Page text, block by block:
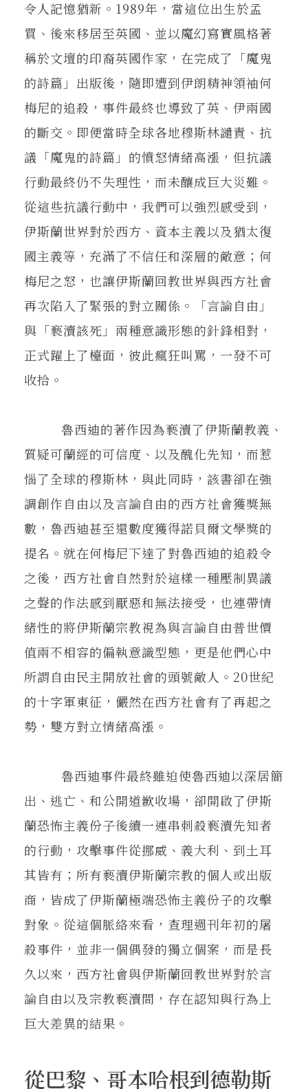
令人記憶猶新。1989年，當這位出生於孟
買、後來移居至英國、並以魔幻寫實風格著
稱於文壇的印裔英國作家，在完成了「魔鬼
的詩篇」出版後，隨即遭到伊朗精神領袖何
梅尼的追殺，事件最終也導致了英、伊兩國
的斷交。即便當時全球各地穆斯林譴責、抗
議「魔鬼的詩篇」的憤怒情緒高漲，但抗議
行動最終仍不失理性，而未釀成巨大災難。
從這些抗議行動中，我們可以強烈感受到，
伊斯蘭世界對於西方、資本主義以及猶太復
國主義等，充滿了不信任和深層的敵意；何
梅尼之怒，也讓伊斯蘭回教世界與西方社會
再次陷入了緊張的對立關係。「言論自由」
與「褻瀆該死」兩種意識形態的針鋒相對，
正式躍上了檯面，彼此瘋狂叫罵，一發不可
收拾。
魯西迪的著作因為褻瀆了伊斯蘭教義、
質疑可蘭經的可信度、以及醜化先知，而惹
惱了全球的穆斯林，與此同時，該書卻在強
調創作自由以及言論自由的西方社會獲獎無
數，魯西迪甚至還數度獲得諾貝爾文學獎的
提名。就在何梅尼下達了對魯西迪的追殺令
之後，西方社會自然對於這樣一種壓制異議
之聲的作法感到厭惡和無法接受，也連帶情
緒性的將伊斯蘭宗教視為與言論自由普世價
值兩不相容的偏執意識型態，更是他們心中
所謂自由民主開放社會的頭號敵人。20世紀
的十字軍東征，儼然在西方社會有了再起之
勢，雙方對立情緒高漲。
魯西迪事件最終雖迫使魯西迪以深居簡
出、逃亡、和公開道歉收場，卻開啟了伊斯
蘭恐怖主義份子後續一連串刺殺褻瀆先知者
的行動，攻擊事件從挪威、義大利、到土耳
其皆有；所有褻瀆伊斯蘭宗教的個人或出版
商，皆成了伊斯蘭極端恐怖主義份子的攻擊
對象。從這個脈絡來看，查理週刊年初的屠
殺事件，並非一個偶發的獨立個案，而是長
久以來，西方社會與伊斯蘭回教世界對於言
論自由以及宗教褻瀆間，存在認知與行為上
巨大差異的結果。
從巴黎、哥本哈根到德勒斯